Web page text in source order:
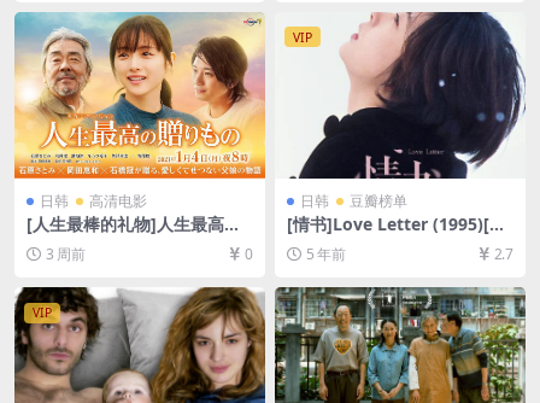
[中英字幕]
B][中文字幕]
日韩 高清电影
[人生最棒的礼物]人生最高の
贈りもの (2021)[百度网盘+夸
克网盘1080P超清未删减资源]
[网盘在线播放/下载][MP4/3.
3GB][中文字幕]
3 周前 0
VIP
日韩 豆瓣榜单
[情书]Love Letter (1995)[百
度网盘+迅雷云盘资源1080P
超清未删减][MP4/7.3GB][日
语中字]
5 年前 2.7
VIP